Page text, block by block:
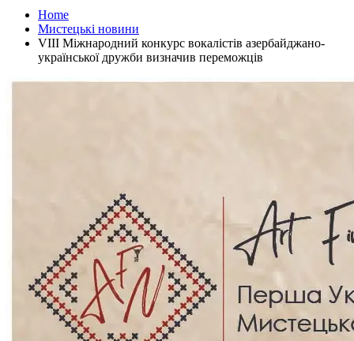
Home
Мистецькі новини
VIII Міжнародний конкурс вокалістів азербайджано-
української дружби визначив переможців